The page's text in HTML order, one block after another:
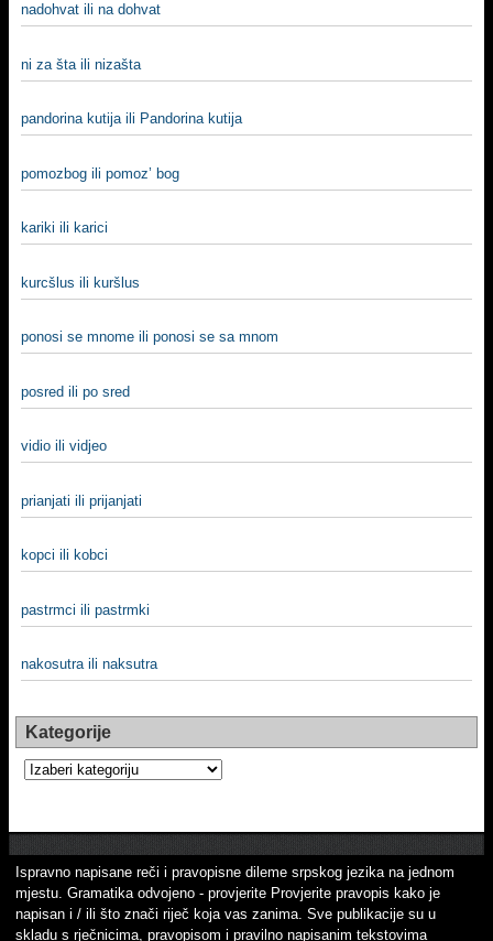
nadohvat ili na dohvat
ni za šta ili nizašta
pandorina kutija ili Pandorina kutija
pomozbog ili pomoz’ bog
kariki ili karici
kurcšlus ili kuršlus
ponosi se mnome ili ponosi se sa mnom
posred ili po sred
vidio ili vidjeo
prianjati ili prijanjati
kopci ili kobci
pastrmci ili pastrmki
nakosutra ili naksutra
Kategorije
Kategorije
Ispravno napisane reči i pravopisne dileme srpskog jezika na jednom
mjestu. Gramatika odvojeno - provjerite Provjerite pravopis kako je
napisan i / ili što znači riječ koja vas zanima. Sve publikacije su u
skladu s rječnicima, pravopisom i pravilno napisanim tekstovima